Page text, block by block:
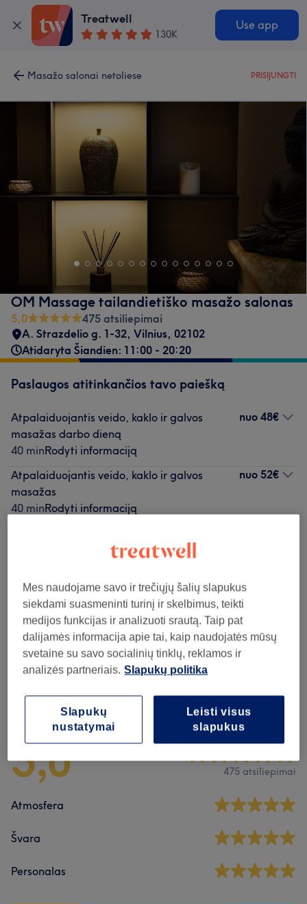
Treatwell
130K
Use app
Masažo salonai netoliese PRISIJUNGTI
OM Massage tailandietiško masažo salonas
5,0
475 atsiliepimai
A. Strazdelio g. 1-32, Vilnius, 02102
Atidaryta Šiandien: 11:00 - 20:20
Paslaugos atitinkančios tavo paiešką
Atpalaiduojantis veido, kaklo ir galvos
masažas darbo dieną
40 minRodyti informaciją
nuo 48€
Atpalaiduojantis veido, kaklo ir galvos
masažas
40 minRodyti informaciją
nuo 52€
Teikiamos paslaugos
Darbo Dienos Kainos Masažai (14) nuo 35€
Savaitgalio Kainos Masažai (12) nuo 52€
Atsiliepimai apie saloną
5,0 475 atsiliepimai
Atmosfera
Švara
Personalas
Mes naudojame savo ir trečiųjų šalių slapukus
siekdami suasmeninti turinį ir skelbimus, teikti
medijos funkcijas ir analizuoti srautą. Taip pat
dalijamės informacija apie tai, kaip naudojatės mūsų
svetaine su savo socialinių tinklų, reklamos ir
analizės partneriais. Slapukų politika
Leisti visus
slapukus
Slapukų
nustatymai